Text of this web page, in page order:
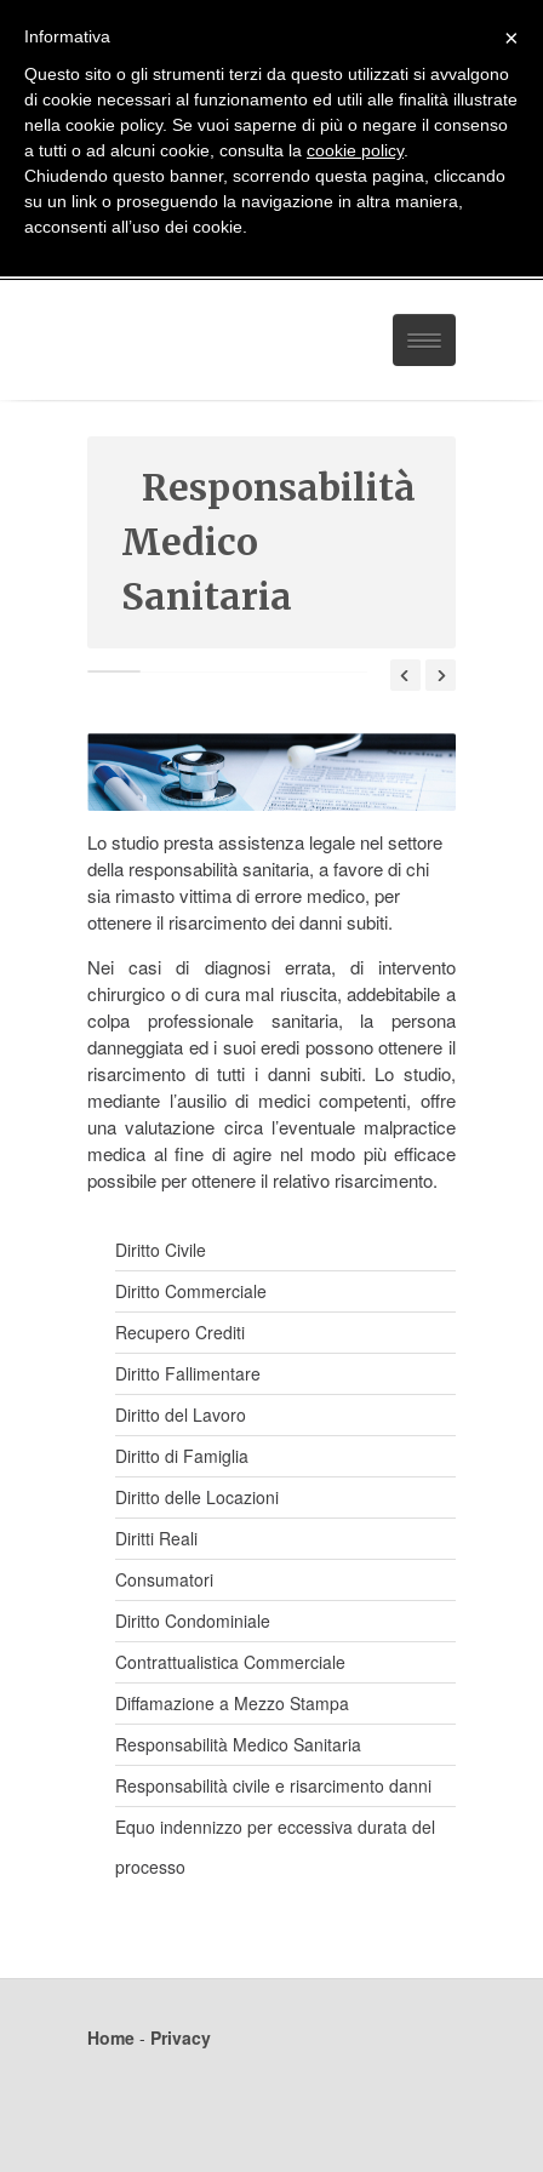
081 814 59 93 - 338 27 82 208
studio@avvocatodiegodigrazia.it
Contatti
Responsabilità
Medico
Sanitaria
Lo studio presta assistenza legale nel settore
della responsabilità sanitaria, a favore di chi
sia rimasto vittima di errore medico, per
ottenere il risarcimento dei danni subiti.
Nei casi di diagnosi errata, di intervento
chirurgico o di cura mal riuscita, addebitabile a
colpa professionale sanitaria, la persona
danneggiata ed i suoi eredi possono ottenere il
risarcimento di tutti i danni subiti. Lo studio,
mediante l’ausilio di medici competenti, offre
una valutazione circa l’eventuale malpractice
medica al fine di agire nel modo più efficace
possibile per ottenere il relativo risarcimento.
Diritto Civile
Diritto Commerciale
Recupero Crediti
Diritto Fallimentare
Diritto del Lavoro
Diritto di Famiglia
Diritto delle Locazioni
Diritti Reali
Consumatori
Diritto Condominiale
Contrattualistica Commerciale
Diffamazione a Mezzo Stampa
Responsabilità Medico Sanitaria
Responsabilità civile e risarcimento danni
Equo indennizzo per eccessiva durata del
processo
Home - Privacy
×
Informativa
Questo sito o gli strumenti terzi da questo utilizzati si avvalgono
di cookie necessari al funzionamento ed utili alle finalità illustrate
nella cookie policy. Se vuoi saperne di più o negare il consenso
a tutti o ad alcuni cookie, consulta la cookie policy.
Chiudendo questo banner, scorrendo questa pagina, cliccando
su un link o proseguendo la navigazione in altra maniera,
acconsenti all’uso dei cookie.